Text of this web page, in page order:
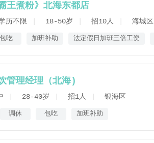
王煮粉》北海东都店
历不限 18-50岁 招10人 海城区
包吃 加班补助 法定假日加班三倍工资
管理经理（北海)
28-40岁 招1人 银海区
调休 包吃 加班补助